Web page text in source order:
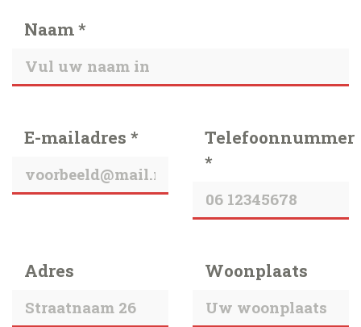
Naam *
E-mailadres *
Telefoonnummer
*
Adres Woonplaats